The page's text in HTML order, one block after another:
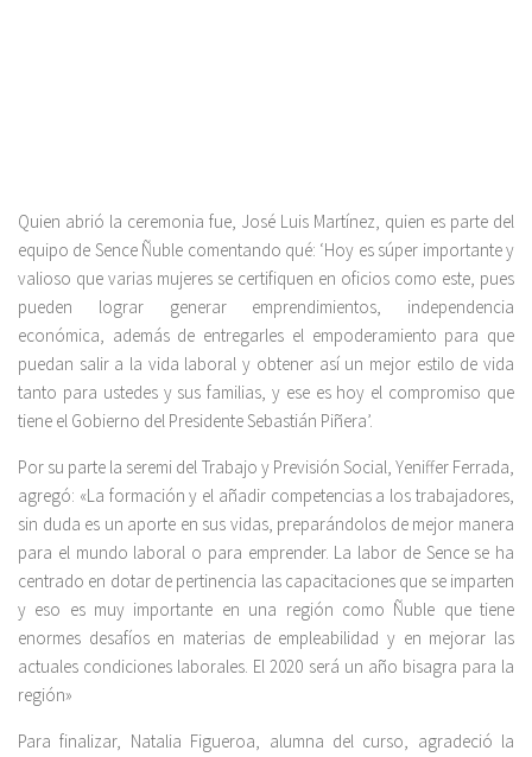
Quien abrió la ceremonia fue, José Luis Martínez, quien es parte del
equipo de Sence Ñuble comentando qué: ‘Hoy es súper importante y
valioso que varias mujeres se certifiquen en oficios como este, pues
pueden lograr generar emprendimientos, independencia
económica, además de entregarles el empoderamiento para que
puedan salir a la vida laboral y obtener así un mejor estilo de vida
tanto para ustedes y sus familias, y ese es hoy el compromiso que
tiene el Gobierno del Presidente Sebastián Piñera’.
Por su parte la seremi del Trabajo y Previsión Social, Yeniffer Ferrada,
agregó: «La formación y el añadir competencias a los trabajadores,
sin duda es un aporte en sus vidas, preparándolos de mejor manera
para el mundo laboral o para emprender. La labor de Sence se ha
centrado en dotar de pertinencia las capacitaciones que se imparten
y eso es muy importante en una región como Ñuble que tiene
enormes desafíos en materias de empleabilidad y en mejorar las
actuales condiciones laborales. El 2020 será un año bisagra para la
región»
Para finalizar, Natalia Figueroa, alumna del curso, agradeció la